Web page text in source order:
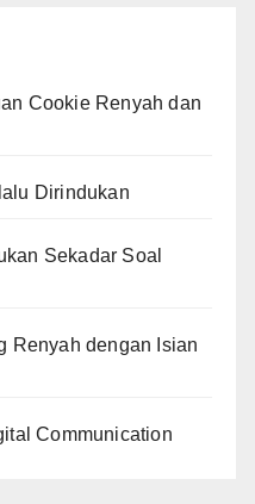
Cookie Renyah dan
Dirindukan
Sekadar Soal
Renyah dengan Isian
Communication